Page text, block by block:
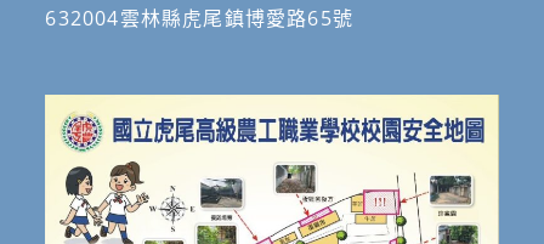
632004雲林縣虎尾鎮博愛路65號